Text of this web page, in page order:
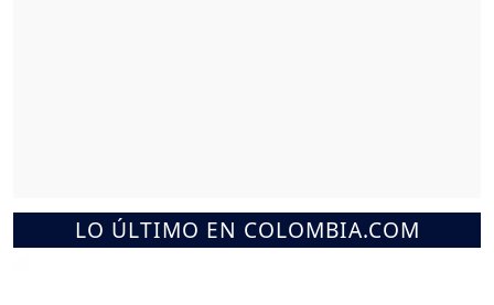
LO ÚLTIMO EN COLOMBIA.COM